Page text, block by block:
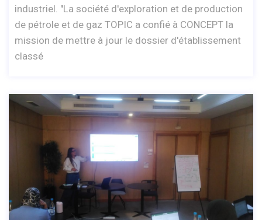
industriel. "La société d'exploration et de production
de pétrole et de gaz TOPIC a confié à CONCEPT la
mission de mettre à jour le dossier d'établissement
classé